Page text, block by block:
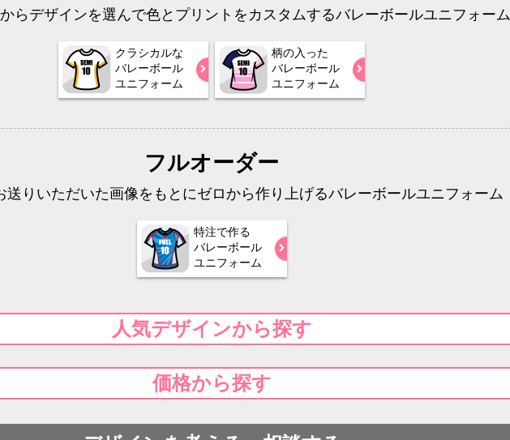
らデザインを選んで色とプリントをカスタムするバレーボールユニフォーム
クラシカルな
バレーボール
ユニフォーム
柄の入った
バレーボール
ユニフォーム
フルオーダー
送りいただいた画像をもとにゼロから作り上げるバレーボールユニフォーム
特注で作る
バレーボール
ユニフォーム
人気デザインから探す
価格から探す